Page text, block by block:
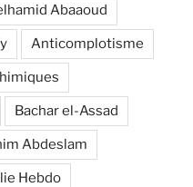
Abaaoud
Anticomplotisme
Bachar el-Assad
Abdeslam
Hebdo